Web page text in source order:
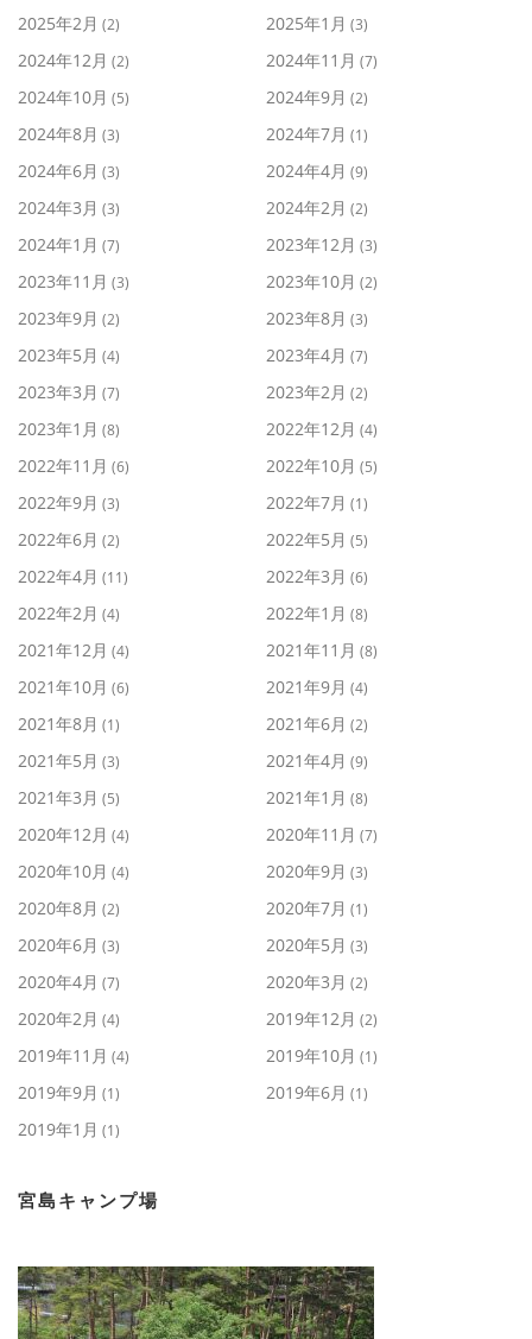
2025年2月 (2) 2025年1月 (3)
2024年12月 (2) 2024年11月 (7)
2024年10月 (5) 2024年9月 (2)
2024年8月 (3) 2024年7月 (1)
2024年6月 (3) 2024年4月 (9)
2024年3月 (3) 2024年2月 (2)
2024年1月 (7) 2023年12月 (3)
2023年11月 (3) 2023年10月 (2)
2023年9月 (2) 2023年8月 (3)
2023年5月 (4) 2023年4月 (7)
2023年3月 (7) 2023年2月 (2)
2023年1月 (8) 2022年12月 (4)
2022年11月 (6) 2022年10月 (5)
2022年9月 (3) 2022年7月 (1)
2022年6月 (2) 2022年5月 (5)
2022年4月 (11) 2022年3月 (6)
2022年2月 (4) 2022年1月 (8)
2021年12月 (4) 2021年11月 (8)
2021年10月 (6) 2021年9月 (4)
2021年8月 (1) 2021年6月 (2)
2021年5月 (3) 2021年4月 (9)
2021年3月 (5) 2021年1月 (8)
2020年12月 (4) 2020年11月 (7)
2020年10月 (4) 2020年9月 (3)
2020年8月 (2) 2020年7月 (1)
2020年6月 (3) 2020年5月 (3)
2020年4月 (7) 2020年3月 (2)
2020年2月 (4) 2019年12月 (2)
2019年11月 (4) 2019年10月 (1)
2019年9月 (1) 2019年6月 (1)
2019年1月 (1)
宮島キャンプ場